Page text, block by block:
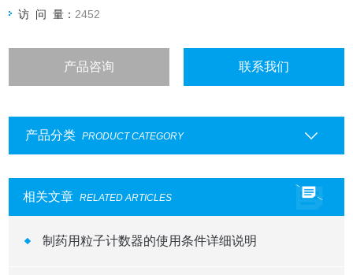
访 问 量： 2452
产品咨询 联系我们
产品分类 PRODUCT CATEGORY
相关文章 RELATED ARTICLES
制药用粒子计数器的使用条件详细说明